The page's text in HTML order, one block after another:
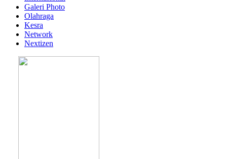
Galeri Photo
Olahraga
Kesra
Network
Nextizen